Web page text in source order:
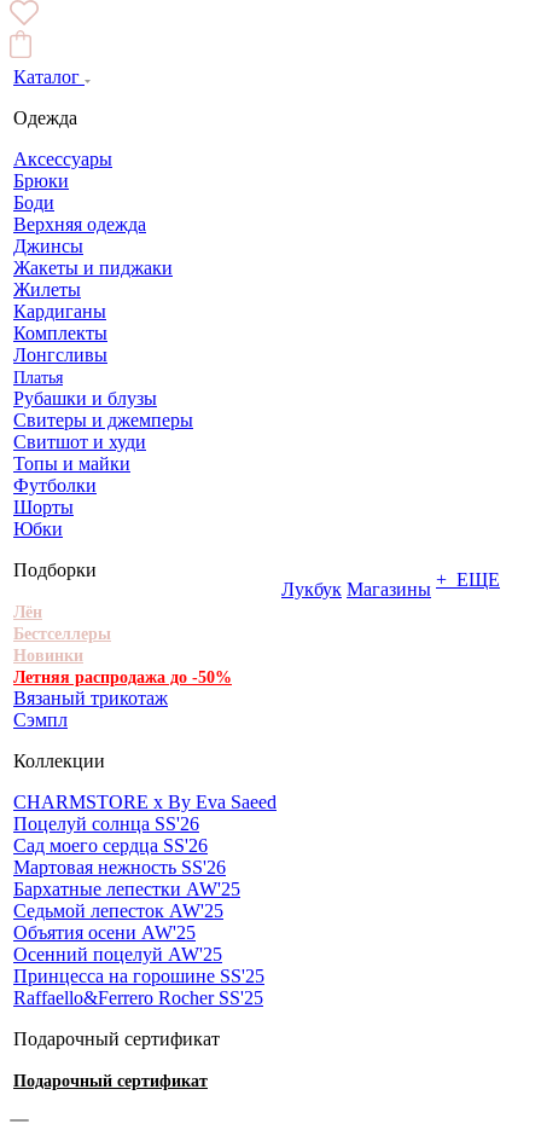
Каталог
Одежда
Аксессуары
Брюки
Боди
Верхняя одежда
Джинсы
Жакеты и пиджаки
Жилеты
Кардиганы
Комплекты
Лонгсливы
Платья
Рубашки и блузы
Свитеры и джемперы
Свитшот и худи
Топы и майки
Футболки
Шорты
Юбки
Подборки
Лён
Бестселлеры
Новинки
Летняя распродажа до -50%
Вязаный трикотаж
Сэмпл
Коллекции
CHARMSTORE х By Eva Saeed
Поцелуй солнца SS'26
Сад моего сердца SS'26
Мартовая нежность SS'26
Бархатные лепестки AW'25
Седьмой лепесток AW'25
Объятия осени AW'25
Осенний поцелуй AW'25
Принцесса на горошине SS'25
Raffaello&Ferrero Rocher SS'25
Подарочный сертификат
Подарочный сертификат
Лукбук Магазины + ЕЩЕ